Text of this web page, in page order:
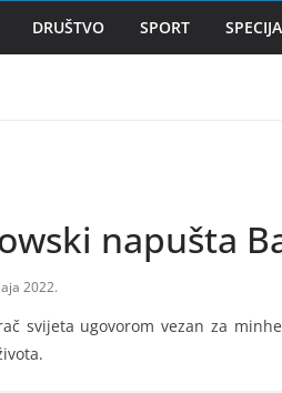
DRUŠTVO SPORT
napušta
2022.
svijeta ugovorom vezan za